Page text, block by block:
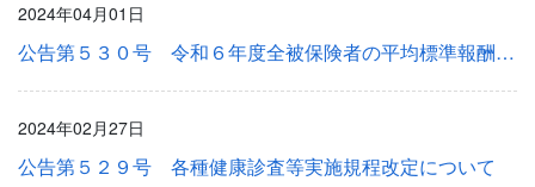
2024年04月01日
公告第５３０号 令和６年度全被保険者の平均標準報酬月額について
2024年02月27日
公告第５２９号 各種健康診査等実施規程改定について